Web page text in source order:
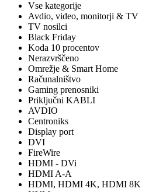
Vse kategorije
Avdio, video, monitorji & TV
TV nosilci
Black Friday
Koda 10 procentov
Nerazvrščeno
Omrežje & Smart Home
Računalništvo
Gaming prenosniki
Priključni KABLI
AVDIO
Centroniks
Display port
DVI
FireWire
HDMI - DVi
HDMI A-A
HDMI, HDMI 4K, HDMI 8K